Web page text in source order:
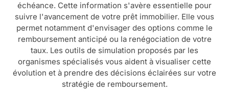
échéance. Cette information s'avère essentielle pour
suivre l'avancement de votre prêt immobilier. Elle vous
permet notamment d'envisager des options comme le
remboursement anticipé ou la renégociation de votre
taux. Les outils de simulation proposés par les
organismes spécialisés vous aident à visualiser cette
évolution et à prendre des décisions éclairées sur votre
stratégie de remboursement.